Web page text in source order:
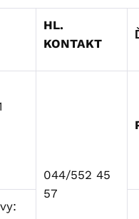
HL.
KONTAKT
044/552 45
57